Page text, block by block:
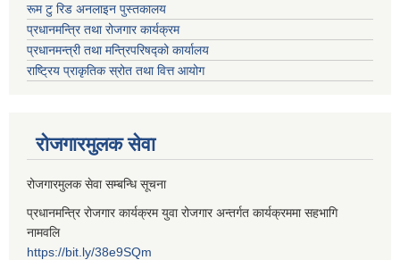
रूम टु रिड अनलाइन पुस्तकालय
प्रधानमन्त्रि तथा रोजगार कार्यक्रम
प्रधानमन्त्री तथा मन्त्रिपरिषद्को कार्यालय
राष्ट्रिय प्राकृतिक स्रोत तथा वित्त आयोग
रोजगारमुलक सेवा
रोजगारमुलक सेवा सम्बन्धि सूचना
प्रधानमन्त्रि रोजगार कार्यक्रम युवा रोजगार अन्तर्गत कार्यक्रममा सहभागि
नामवलि
https://bit.ly/38e9SQm